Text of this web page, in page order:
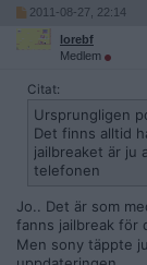
2011-08-27, 22:14
lorebf
Medlem
Citat:
Ursprungligen
Det finns alltid
jailbreaket är ju
telefonen
Jo.. Det är som
fanns jailbreak för
Men sony täppte